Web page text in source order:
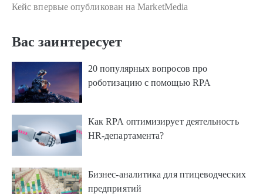
Кейс впервые опубликован наMarketMedia
Вас заинтересует
20 популярных вопросов про
роботизацию с помощью RPA
Как RPA оптимизирует деятельность
HR-департамента?
Бизнес-аналитика для птицеводческих
предприятий